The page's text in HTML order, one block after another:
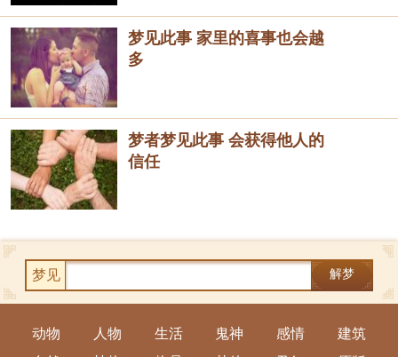
梦见此事 家里的喜事也会越
多
梦者梦见此事 会获得他人的
信任
梦见 解梦
动物 人物 生活 鬼神 感情
建筑